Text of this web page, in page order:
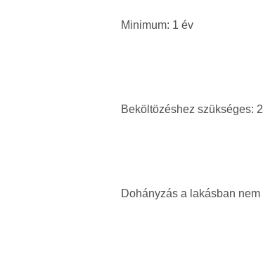
Minimum: 1 év
Beköltözéshez szükséges:
Dohányzás a lakásban